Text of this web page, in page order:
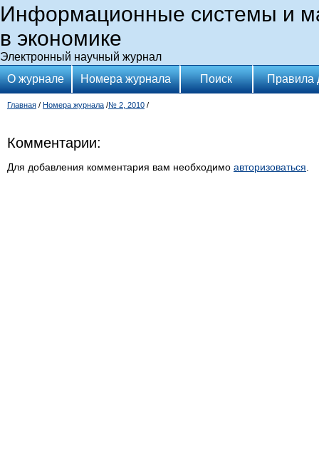
Информационные системы и
в экономике
Электронный научный журнал
О журнале
Номера журнала Поиск Правила
Главная / Номера журнала /№ 2, 2010 /
Комментарии:
Для добавления комментария вам необходимо авторизоваться